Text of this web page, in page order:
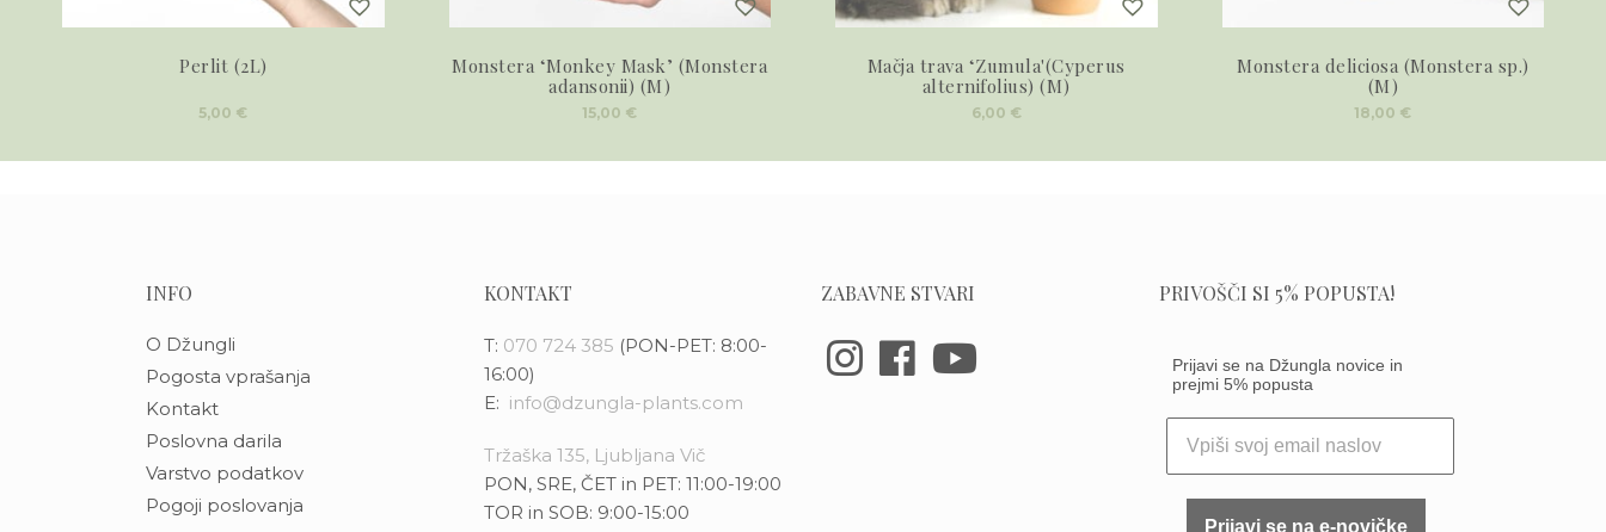
Perlit (2L)
5,00 €
Monstera ‘Monkey Mask’ (Monstera
adansonii) (M)
15,00 €
Mačja trava ‘Zumula'(Cyperus
alternifolius) (M)
6,00 €
Monstera deliciosa (Monstera sp.)
(M)
18,00 €
INFO
O Džungli
Pogosta vprašanja
Kontakt
Poslovna darila
Varstvo podatkov
Pogoji poslovanja
KONTAKT
T: 070 724 385 (PON-PET: 8:00-
16:00)
E: info@dzungla-plants.com
Tržaška 135, Ljubljana Vič
PON, SRE, ČET in PET: 11:00-19:00
TOR in SOB: 9:00-15:00
ZABAVNE STVARI PRIVOŠČI SI 5% POPUSTA!
Prijavi se na Džungla novice in
prejmi 5% popusta
Prijavi se na e-novičke